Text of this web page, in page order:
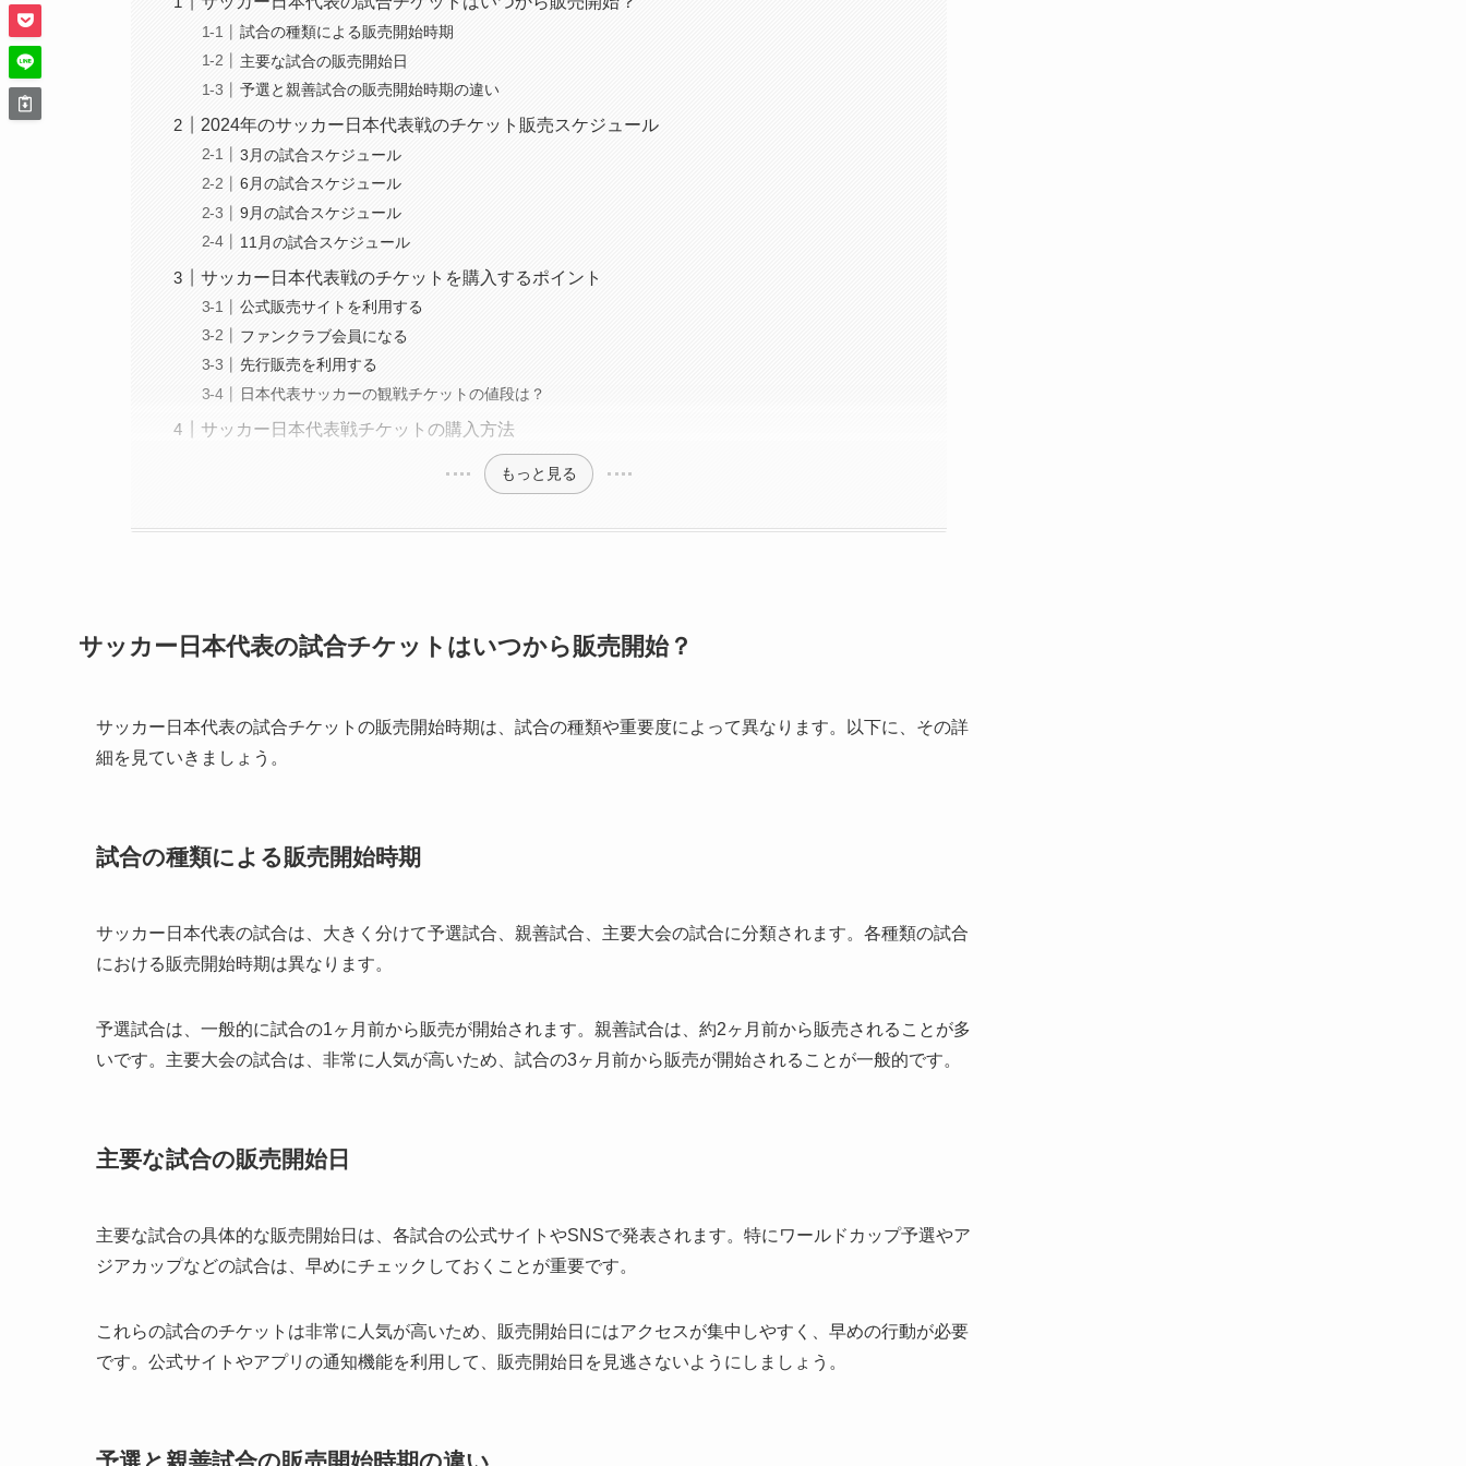
試合の種類による販売開始時期
主要な試合の販売開始日
予選と親善試合の販売開始時期の違い
2024年のサッカー日本代表戦のチケット販売スケジュール
3月の試合スケジュール
6月の試合スケジュール
9月の試合スケジュール
11月の試合スケジュール
サッカー日本代表戦のチケットを購入するポイント
公式販売サイトを利用する
ファンクラブ会員になる
先行販売を利用する
日本代表サッカーの観戦チケットの値段は？
サッカー日本代表戦チケットの購入方法
もっと見る
サッカー日本代表の試合チケットはいつから販売開始？
サッカー日本代表の試合チケットの販売開始時期は、試合の種類や重要度によって異なります。以下に、その詳
細を見ていきましょう。
試合の種類による販売開始時期
サッカー日本代表の試合は、大きく分けて予選試合、親善試合、主要大会の試合に分類されます。各種類の試合
における販売開始時期は異なります。
予選試合は、一般的に試合の1ヶ月前から販売が開始されます。親善試合は、約2ヶ月前から販売されることが多
いです。主要大会の試合は、非常に人気が高いため、試合の3ヶ月前から販売が開始されることが一般的です。
主要な試合の販売開始日
主要な試合の具体的な販売開始日は、各試合の公式サイトやSNSで発表されます。特にワールドカップ予選やア
ジアカップなどの試合は、早めにチェックしておくことが重要です。
これらの試合のチケットは非常に人気が高いため、販売開始日にはアクセスが集中しやすく、早めの行動が必要
です。公式サイトやアプリの通知機能を利用して、販売開始日を見逃さないようにしましょう。